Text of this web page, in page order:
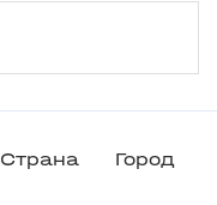
Страна Город